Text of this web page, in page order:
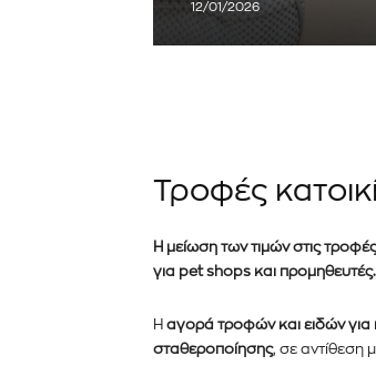
12/01/2026
Τροφές
Η μείωση των τιμών στις
για pet shops και προμηθευτές.
Η αγορά τροφών και ειδών για
σταθεροποίησης, σε αντίθεση